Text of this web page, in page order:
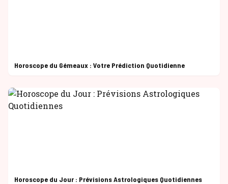
Horoscope du Gémeaux : Votre Prédiction Quotidienne
Horoscope du Jour : Prévisions Astrologiques Quotidiennes